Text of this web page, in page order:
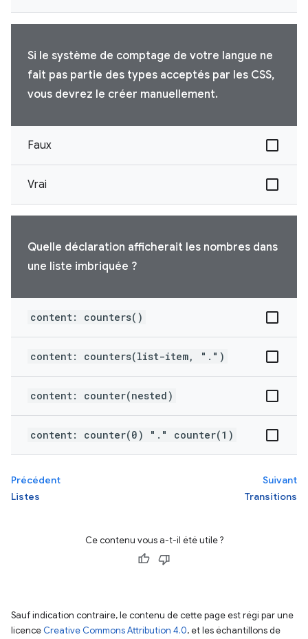
Si le système de comptage de votre langue ne
fait pas partie des types acceptés par les CSS,
vous devrez le créer manuellement.
Faux
Vrai
Quelle déclaration afficherait les nombres dans
une liste imbriquée ?
content: counters()
content: counters(list-item, ".")
content: counter(nested)
content: counter(0) "." counter(1)
Précédent
Listes
Suivant
Transitions
Ce contenu vous a-t-il été utile ?
Sauf indication contraire, le contenu de cette page est régi par une
licence Creative Commons Attribution 4.0, et les échantillons de